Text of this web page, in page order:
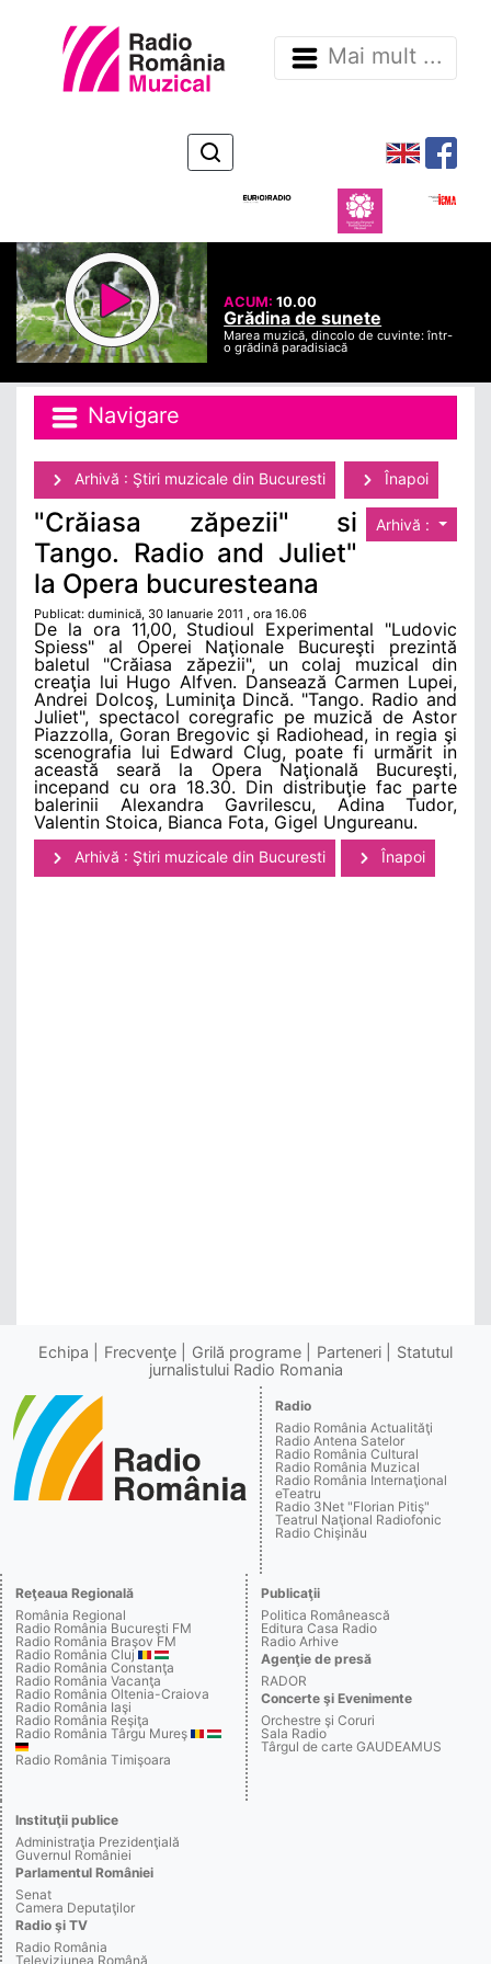
Mai mult ...
ACUM:10.00
Grădina de sunete
Marea muzică, dincolo de cuvinte: într-
o grădină paradisiacă
Navigare
Arhivă : Ştiri muzicale din Bucuresti Înapoi
Arhivă :
"Crăiasa zăpezii" si
Tango. Radio and Juliet"
la Opera bucuresteana
Publicat: duminică, 30 Ianuarie 2011 , ora 16.06
De la ora 11,00, Studioul Experimental "Ludovic
Spiess" al Operei Naţionale Bucureşti prezintă
baletul "Crăiasa zăpezii", un colaj muzical din
creaţia lui Hugo Alfven. Dansează Carmen Lupei,
Andrei Dolcoş, Luminiţa Dincă. "Tango. Radio and
Juliet", spectacol coregrafic pe muzică de Astor
Piazzolla, Goran Bregovic şi Radiohead, in regia şi
scenografia lui Edward Clug, poate fi urmărit in
această seară la Opera Naţională Bucureşti,
incepand cu ora 18.30. Din distribuţie fac parte
balerinii Alexandra Gavrilescu, Adina Tudor,
Valentin Stoica, Bianca Fota, Gigel Ungureanu.
Arhivă : Ştiri muzicale din Bucuresti Înapoi
Echipa Frecvenţe Grilă programe Parteneri
Statutul
jurnalistului Radio Romania
Radio
Radio România Actualităţi
Radio Antena Satelor
Radio România Cultural
Radio România Muzical
Radio România Internaţional
eTeatru
Radio 3Net "Florian Pitiş"
Teatrul Naţional Radiofonic
Radio Chişinău
Reţeaua Regională
România Regional
Radio România Bucureşti FM
Radio România Braşov FM
Radio România Cluj
Radio România Constanţa
Radio România Vacanţa
Radio România Oltenia-Craiova
Radio România Iaşi
Radio România Reşiţa
Radio România Târgu Mureş
Radio România Timişoara
Publicaţii
Politica Românească
Editura Casa Radio
Radio Arhive
Agenţie de presă
RADOR
Concerte şi Evenimente
Orchestre şi Coruri
Sala Radio
Târgul de carte GAUDEAMUS
Instituţii publice
Administraţia Prezidenţială
Guvernul României
Parlamentul României
Senat
Camera Deputaţilor
Radio şi TV
Radio România
Televiziunea Română